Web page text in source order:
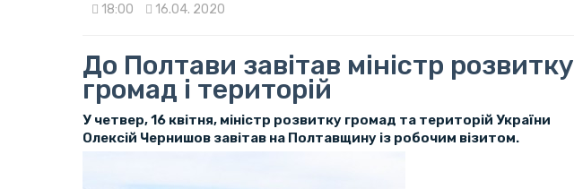
18:00 16.04. 2020
До Полтави завітав міністр розвитку
громад і територій
У четвер, 16 квітня, міністр розвитку громад та територій України
Олексій Чернишов завітав на Полтавщину із робочим візитом.